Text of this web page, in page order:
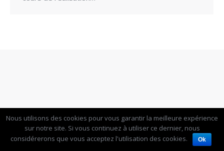
Nous utilisons des cookies pour vous garantir la meilleure expérience
sur notre site. Si vous continuez à utiliser ce dernier, nous
considérerons que vous acceptez l'utilisation des cookies.
Ok